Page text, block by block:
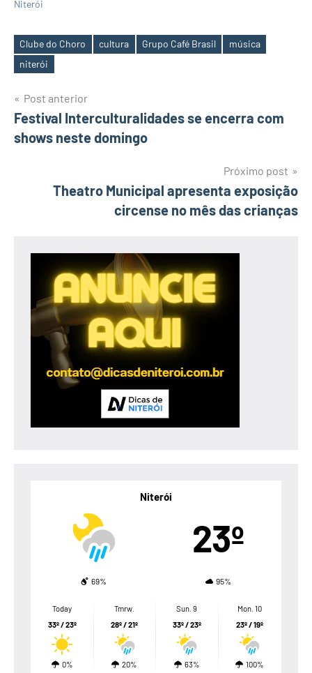
Niterói
Tags
Clube do Choro cultura Grupo Café Brasil
música
niterói
Navegação
de
Post anterior
Festival Interculturalidades se encerra com
shows neste domingo
Próximo post
Theatro Municipal apresenta exposição
circense no mês das crianças
Niterói
23º
69% 95%
Today
33º / 23º
0%
Tmrw.
28º / 21º
20%
Sun. 9
33º / 23º
63%
Mon. 10
23º / 19º
100%